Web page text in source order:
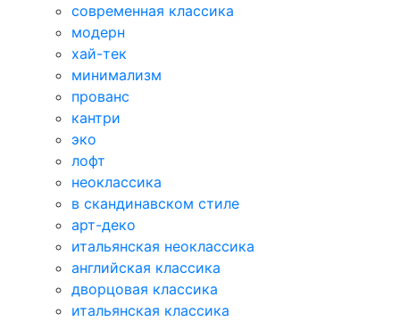
современная классика
модерн
хай-тек
минимализм
прованс
кантри
эко
лофт
неоклассика
в скандинавском стиле
арт-деко
итальянская неоклассика
английская классика
дворцовая классика
итальянская классика